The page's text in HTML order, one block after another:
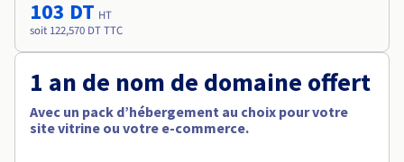
103 DT HT
soit 122,570 DT TTC
1 an de nom de domaine offert
Avec un pack d’hébergement au choix pour votre
site vitrine ou votre e-commerce.